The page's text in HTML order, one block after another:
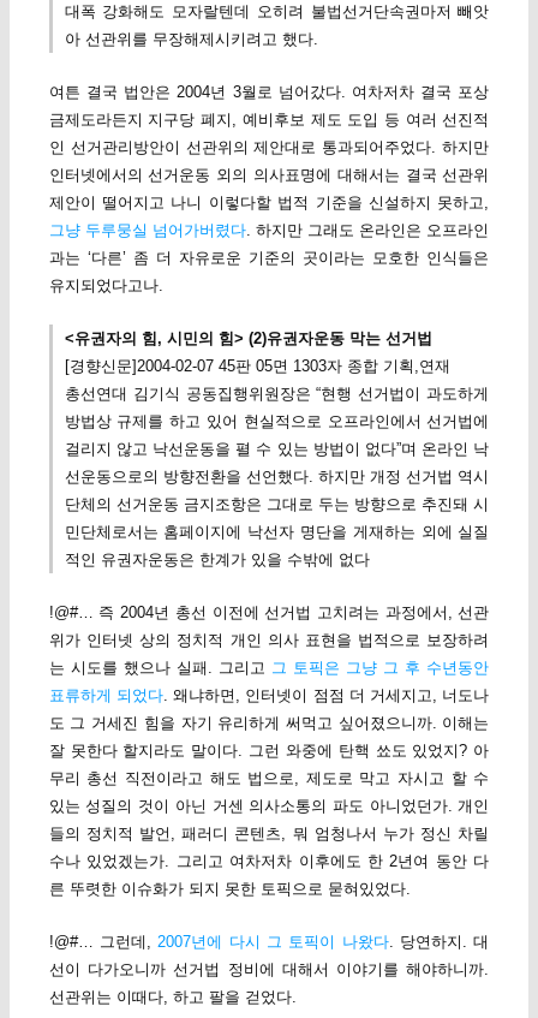
대폭 강화해도 모자랄텐데 오히려 불법선거단속권마저 빼앗
아 선관위를 무장해제시키려고 했다.
여튼 결국 법안은 2004년 3월로 넘어갔다. 여차저차 결국 포상
금제도라든지 지구당 폐지, 예비후보 제도 도입 등 여러 선진적
인 선거관리방안이 선관위의 제안대로 통과되어주었다. 하지만
인터넷에서의 선거운동 외의 의사표명에 대해서는 결국 선관위
제안이 떨어지고 나니 이렇다할 법적 기준을 신설하지 못하고,
그냥 두루뭉실 넘어가버렸다. 하지만 그래도 온라인은 오프라인
과는 ‘다른’ 좀 더 자유로운 기준의 곳이라는 모호한 인식들은
유지되었다고나.
<유권자의 힘, 시민의 힘> (2)유권자운동 막는 선거법
[경향신문]2004-02-07 45판 05면 1303자 종합 기획,연재
총선연대 김기식 공동집행위원장은 “현행 선거법이 과도하게
방법상 규제를 하고 있어 현실적으로 오프라인에서 선거법에
걸리지 않고 낙선운동을 펼 수 있는 방법이 없다”며 온라인 낙
선운동으로의 방향전환을 선언했다. 하지만 개정 선거법 역시
단체의 선거운동 금지조항은 그대로 두는 방향으로 추진돼 시
민단체로서는 홈페이지에 낙선자 명단을 게재하는 외에 실질
적인 유권자운동은 한계가 있을 수밖에 없다
!@#… 즉 2004년 총선 이전에 선거법 고치려는 과정에서, 선관
위가 인터넷 상의 정치적 개인 의사 표현을 법적으로 보장하려
는 시도를 했으나 실패. 그리고 그 토픽은 그냥 그 후 수년동안
표류하게 되었다. 왜냐하면, 인터넷이 점점 더 거세지고, 너도나
도 그 거세진 힘을 자기 유리하게 써먹고 싶어졌으니까. 이해는
잘 못한다 할지라도 말이다. 그런 와중에 탄핵 쑈도 있었지? 아
무리 총선 직전이라고 해도 법으로, 제도로 막고 자시고 할 수
있는 성질의 것이 아닌 거센 의사소통의 파도 아니었던가. 개인
들의 정치적 발언, 패러디 콘텐츠, 뭐 엄청나서 누가 정신 차릴
수나 있었겠는가. 그리고 여차저차 이후에도 한 2년여 동안 다
른 뚜렷한 이슈화가 되지 못한 토픽으로 묻혀있었다.
!@#… 그런데,2007년에 다시 그 토픽이 나왔다. 당연하지. 대
선이 다가오니까 선거법 정비에 대해서 이야기를 해야하니까.
선관위는 이때다, 하고 팔을 걷었다.